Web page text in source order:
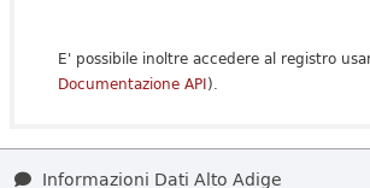
E' possibile inoltre accedere al registro
Documentazione API).
Informazioni Dati Alto Adige